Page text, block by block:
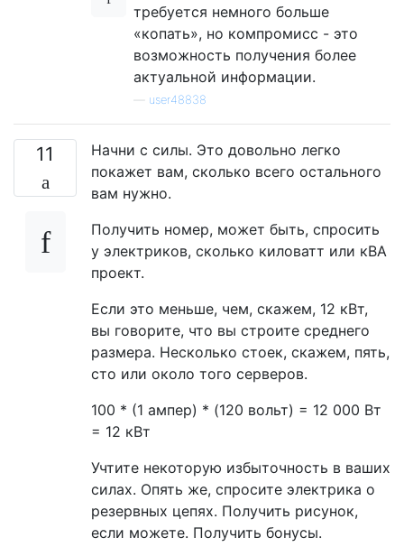
требуется немного больше
«копать», но компромисс - это
возможность получения более
актуальной информации.
user48838
11
Начни с силы. Это довольно легко
покажет вам, сколько всего остального
вам нужно.
Получить номер, может быть, спросить
у электриков, сколько киловатт или кВА
проект.
Если это меньше, чем, скажем, 12 кВт,
вы говорите, что вы строите среднего
размера. Несколько стоек, скажем, пять,
сто или около того серверов.
100 * (1 ампер) * (120 вольт) = 12 000 Вт
= 12 кВт
Учтите некоторую избыточность в ваших
силах. Опять же, спросите электрика о
резервных цепях. Получить рисунок,
если можете. Получить бонусы.